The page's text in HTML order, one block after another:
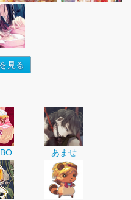
見る
あませ